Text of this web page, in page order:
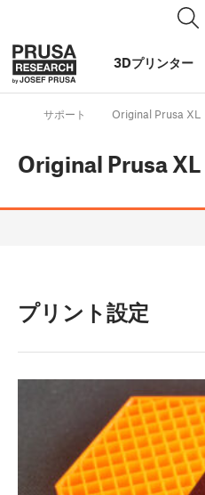
3Dプリンター
サポート Original Prusa XL
Original Prusa XL
プリント設定